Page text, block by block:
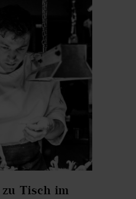
Tisch im